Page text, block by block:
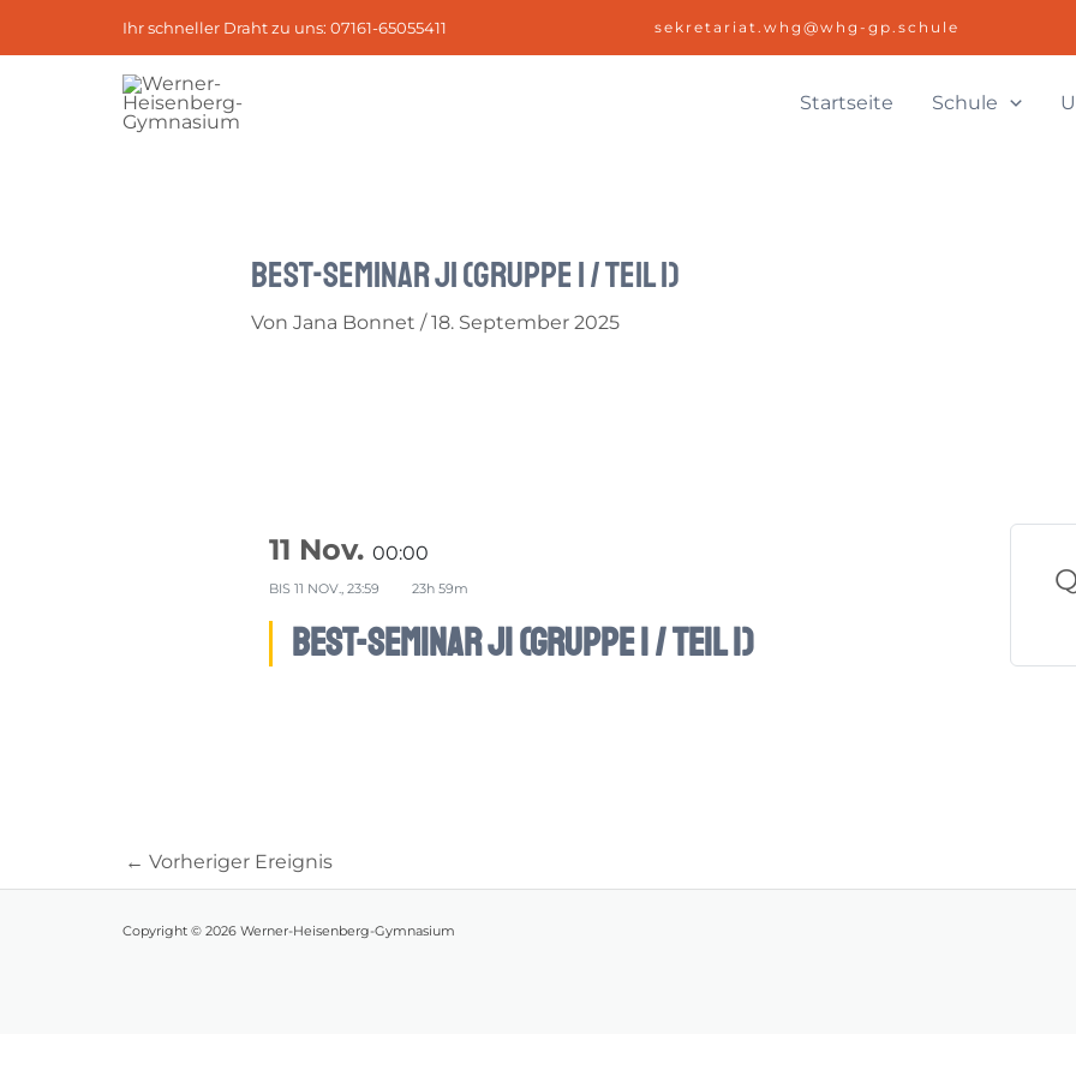
Ihr schneller Draht zu uns: 07161-65055411 sekretariat.whg@whg-gp.schule
Startseite Schule
BEST-Seminar J1 (Gruppe 1 / Teil 1)
Von Jana Bonnet /18. September 2025
11 Nov. 00:00
BIS 11 NOV., 23:59 23h 59m
BEST-Seminar J1 (Gruppe 1 / Teil 1)
← Vorheriger Ereignis
Copyright © 2026 Werner-Heisenberg-Gymnasium